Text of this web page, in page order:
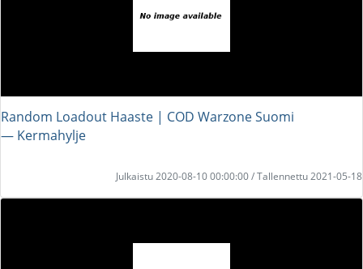
Random Loadout Haaste | COD Warzone Suomi
― Kermahylje
Julkaistu 2020-08-10 00:00:00 / Tallennettu 2021-05-18